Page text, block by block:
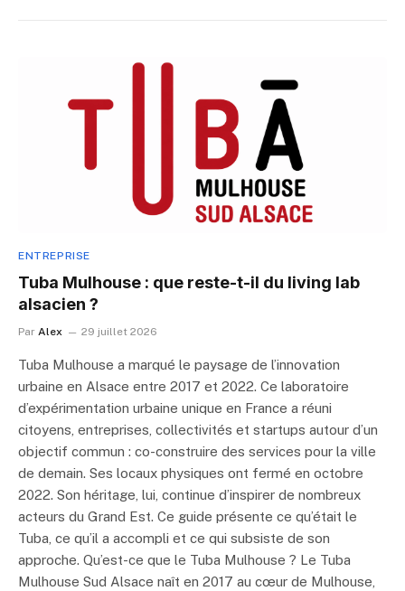
ENTREPRISE
Tuba Mulhouse : que reste-t-il du living lab
alsacien ?
Par Alex 29 juillet 2026
Tuba Mulhouse a marqué le paysage de l’innovation
urbaine en Alsace entre 2017 et 2022. Ce laboratoire
d’expérimentation urbaine unique en France a réuni
citoyens, entreprises, collectivités et startups autour d’un
objectif commun : co-construire des services pour la ville
de demain. Ses locaux physiques ont fermé en octobre
2022. Son héritage, lui, continue d’inspirer de nombreux
acteurs du Grand Est. Ce guide présente ce qu’était le
Tuba, ce qu’il a accompli et ce qui subsiste de son
approche. Qu’est-ce que le Tuba Mulhouse ? Le Tuba
Mulhouse Sud Alsace naît en 2017 au cœur de Mulhouse,